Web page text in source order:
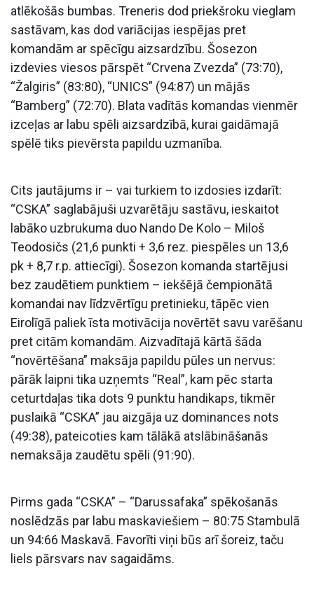
atlēkošās bumbas. Treneris dod priekšroku vieglam
sastāvam, kas dod variācijas iespējas pret
komandām ar spēcīgu aizsardzību. Šosezon
izdevies viesos pārspēt “Crvena Zvezda” (73:70),
“Žalgiris” (83:80), “UNICS” (94:87) un mājās
“Bamberg” (72:70). Blata vadītās komandas vienmēr
izceļas ar labu spēli aizsardzībā, kurai gaidāmajā
spēlē tiks pievērsta papildu uzmanība.
Cits jautājums ir – vai turkiem to izdosies izdarīt:
“CSKA” saglabājuši uzvarētāju sastāvu, ieskaitot
labāko uzbrukuma duo Nando De Kolo – Miloš
Teodosičs (21,6 punkti + 3,6 rez. piespēles un 13,6
pk + 8,7 r.p. attiecīgi). Šosezon komanda startējusi
bez zaudētiem punktiem – iekšējā čempionātā
komandai nav līdzvērtīgu pretinieku, tāpēc vien
Eirolīgā paliek īsta motivācija novērtēt savu varēšanu
pret citām komandām. Aizvadītajā kārtā šāda
“novērtēšana” maksāja papildu pūles un nervus:
pārāk laipni tika uzņemts “Real”, kam pēc starta
ceturtdaļas tika dots 9 punktu handikaps, tikmēr
puslaikā “CSKA” jau aizgāja uz dominances nots
(49:38), pateicoties kam tālākā atslābināšanās
nemaksāja zaudētu spēli (91:90).
Pirms gada “CSKA” – “Darussafaka” spēkošanās
noslēdzās par labu maskaviešiem – 80:75 Stambulā
un 94:66 Maskavā. Favorīti viņi būs arī šoreiz, taču
liels pārsvars nav sagaidāms.